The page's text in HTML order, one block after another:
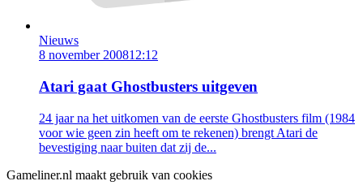
Nieuws
8 november 200812:12
Atari gaat Ghostbusters uitgeven
24 jaar na het uitkomen van de eerste Ghostbusters film (1984
voor wie geen zin heeft om te rekenen) brengt Atari de
bevestiging naar buiten dat zij de...
Gameliner.nl maakt gebruik van cookies